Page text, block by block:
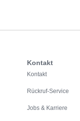
Kontakt
Kontakt
Rückruf-Service
Jobs & Karriere